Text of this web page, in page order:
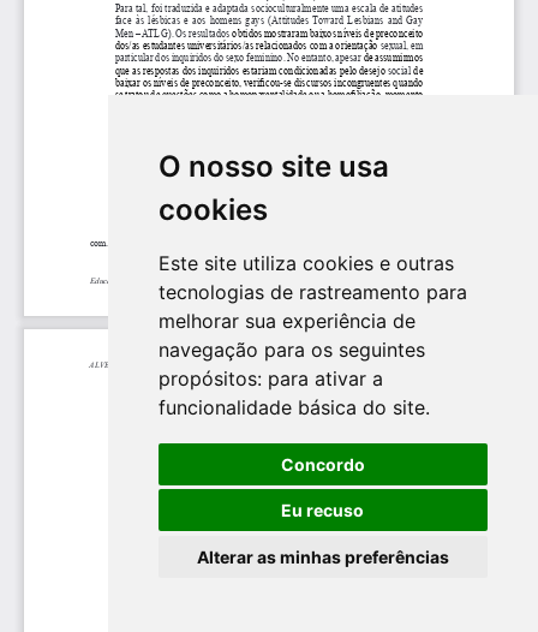
O nosso site usa
cookies
Este site utiliza cookies e outras
tecnologias de rastreamento para
melhorar sua experiência de
navegação para os seguintes
propósitos: para ativar a
funcionalidade básica do site.
Concordo
Eu recuso
Alterar as minhas preferências